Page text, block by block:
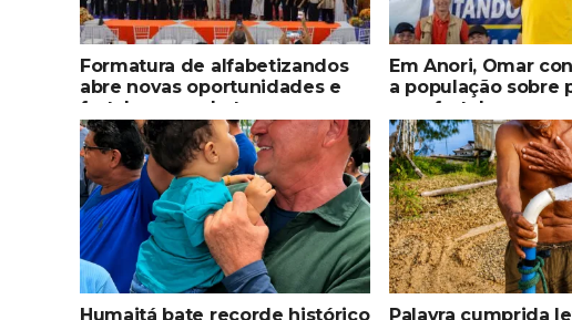
Formatura de alfabetizandos
abre novas oportunidades e
fortalece combate ao
analfabetismo em Parintins
Em Anori, Omar
a população sobre
para fortalecer
qualificação
ampliar serviços
Humaitá bate recorde histórico
Palavra cumprida